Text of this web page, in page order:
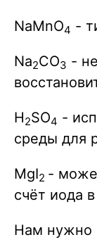
NaMnO4 -
Na2CO3 -
H2SO4 -
среды для
MgI2 -
счёт иода
Нам нужно